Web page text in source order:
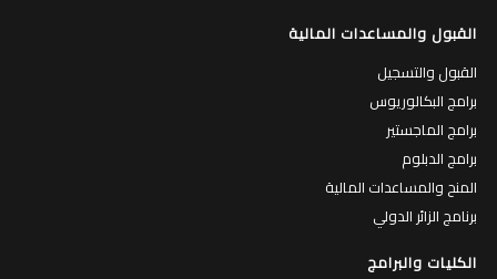
القبول والمساعدات المالية
القبول والتسجيل
برامج البكالوريوس
برامج الماجستير
برامج الدبلوم
المنح والمساعدات المالية
برنامج الزائر الدولي
الكليات والبرامج